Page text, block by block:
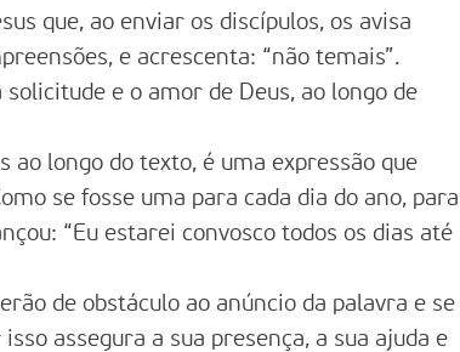
que, ao enviar os discípulos, os avisa
e acrescenta: “não temais”.
e o amor de Deus, ao longo de
ao longo do texto, é uma expressão que
se fosse uma para cada dia do ano, para
“Eu estarei convosco todos os dias até
de obstáculo ao anúncio da palavra e se
assegura a sua presença, a sua ajuda e